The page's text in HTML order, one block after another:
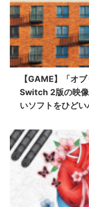
【GAME】「オ
Switch 2版の映
いソフトをひどい